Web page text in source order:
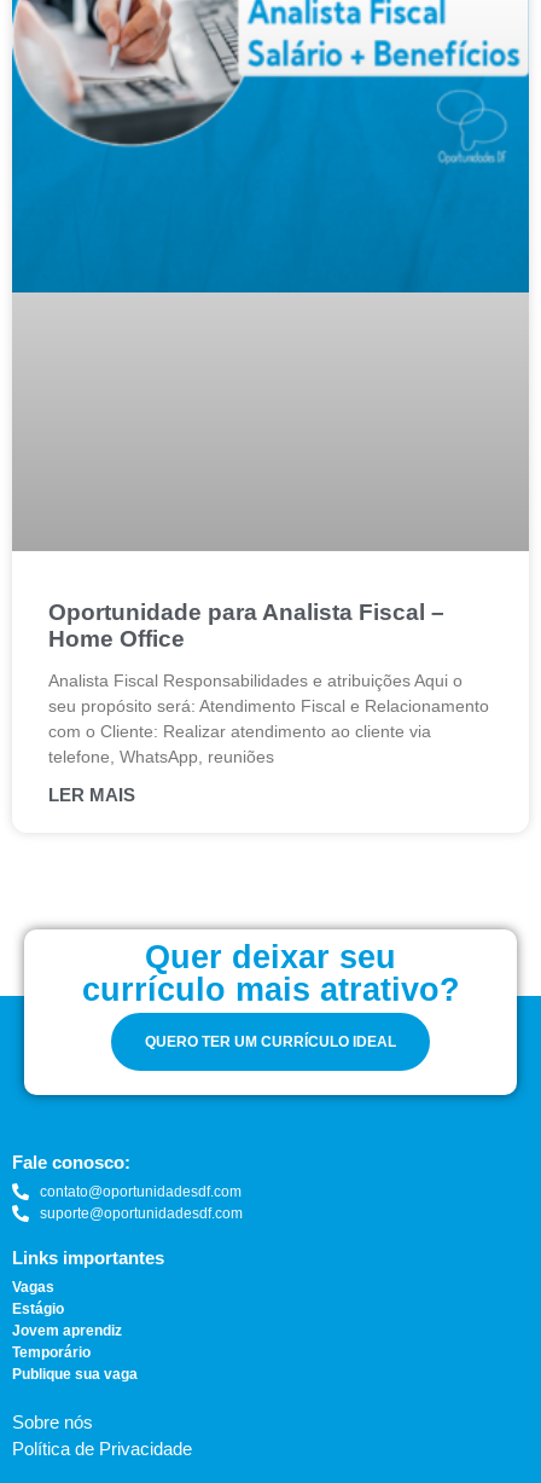
Oportunidade para Analista Fiscal –
Home Office
Analista Fiscal Responsabilidades e atribuições Aqui o
seu propósito será: Atendimento Fiscal e Relacionamento
com o Cliente: Realizar atendimento ao cliente via
telefone, WhatsApp, reuniões
LER MAIS
Quer deixar seu
currículo mais atrativo?
QUERO TER UM CURRÍCULO IDEAL
Fale conosco:
contato@oportunidadesdf.com
suporte@oportunidadesdf.com
Links importantes
Vagas
Estágio
Jovem aprendiz
Temporário
Publique sua vaga
Sobre nós
Política de Privacidade